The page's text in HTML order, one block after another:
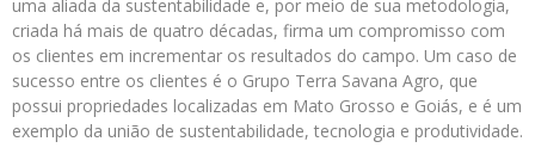
uma aliada da sustentabilidade e, por meio de sua metodologia,
criada há mais de quatro décadas, firma um compromisso com
os clientes em incrementar os resultados do campo. Um caso de
sucesso entre os clientes é o Grupo Terra Savana Agro, que
possui propriedades localizadas em Mato Grosso e Goiás, e é um
exemplo da união de sustentabilidade, tecnologia e produtividade.